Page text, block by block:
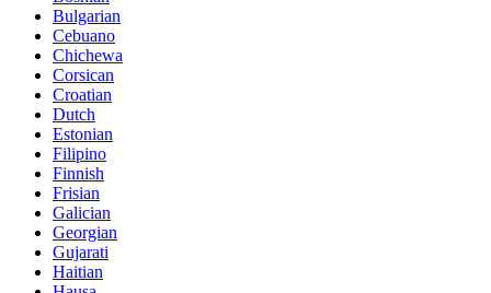
Bulgarian
Cebuano
Chichewa
Corsican
Croatian
Dutch
Estonian
Filipino
Finnish
Frisian
Galician
Georgian
Gujarati
Haitian